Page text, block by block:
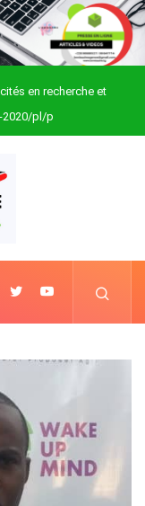
en recherche et
2020/pl/p